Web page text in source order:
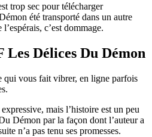
trop sec pour télécharger
été transporté dans un autre
c’est dommage.
Délices Du Démon
qui vous fait vibrer, en ligne parfois
mais l’histoire est un peu
Démon par la façon dont l’auteur a
n’a pas tenu ses promesses.